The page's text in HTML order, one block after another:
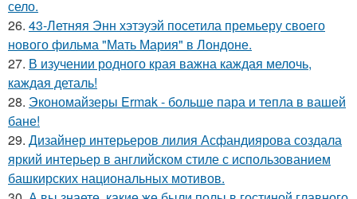
село.
26. 43-Летняя Энн хэтэуэй посетила премьеру своего
нового фильма "Мать Мария" в Лондоне.
27. В изучении родного края важна каждая мелочь,
каждая деталь!
28. Экономайзеры Ermak - больше пара и тепла в вашей
бане!
29. Дизайнер интерьеров лилия Асфандиярова создала
яркий интерьер в английском стиле с использованием
башкирских национальных мотивов.